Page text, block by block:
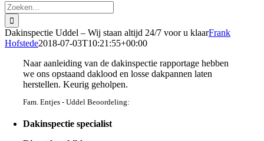
Zoeken
naar:
Dakinspectie Uddel – Wij staan altijd 24/7 voor u klaarFrank
Hofstede2018-07-03T10:21:55+00:00
Naar aanleiding van de dakinspectie rapportage hebben
we ons opstaand daklood en losse dakpannen laten
herstellen. Keurig geholpen.
Fam. Entjes - Uddel Beoordeling:
Dakinspectie specialist